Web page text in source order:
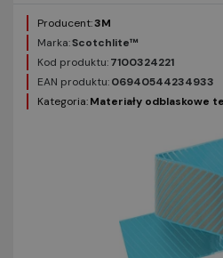
Producent:3M
Marka:Scotchlite™
Kod produktu:7100324221
EAN produktu:06940544234933
Kategoria:Materiały odblaskowe